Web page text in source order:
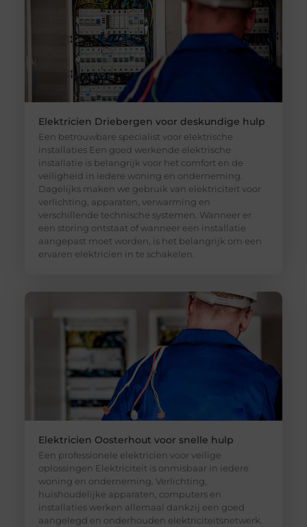
Elektricien Driebergen voor deskundige hulp
Een betrouwbare specialist voor elektrische
installaties Een goed werkende elektrische
installatie is belangrijk voor het comfort en de
veiligheid in iedere woning en onderneming.
Dagelijks maken we gebruik van elektriciteit voor
verlichting, apparaten, verwarming en
verschillende technische systemen. Wanneer er
een storing ontstaat of wanneer een installatie
aangepast moet worden, is het belangrijk om een
ervaren elektricien in te schakelen.
Elektricien Oosterhout voor snelle hulp
Een professionele elektricien voor veilige
oplossingen Elektriciteit is onmisbaar in iedere
woning en onderneming. Verlichting,
huishoudelijke apparaten, computers en
installaties werken allemaal dankzij een goed
aangelegd en onderhouden elektriciteitsnetwerk.